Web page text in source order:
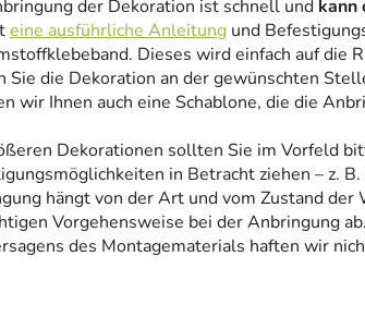
der Dekoration ist schnell und kann
eine ausführliche Anleitung und
Dieses wird einfach auf die
Sie die Dekoration an der gewünschten
wir Ihnen auch eine Schablone, die die
Dekorationen sollten Sie im Vorfeld
in Betracht ziehen – z.
hängt von der Art und vom Zustand der
Vorgehensweise bei der Anbringung
des Montagematerials haften wir